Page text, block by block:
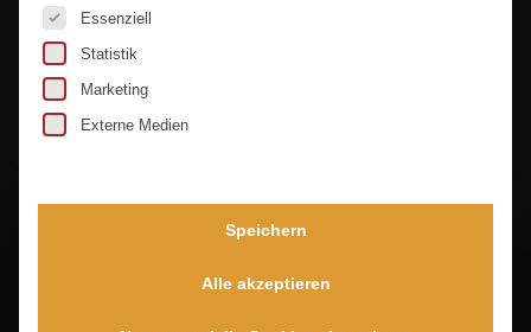
Bitte beachten Sie, dass dabei Daten an Drittanbieter
weitergegeben werden.
Inhalt entsperren
Es folgt eine Liste der Service-Gruppen, für die eine
Essenziell
Statistik
Marketing
Externe Medien
Speichern
Alle akzeptieren